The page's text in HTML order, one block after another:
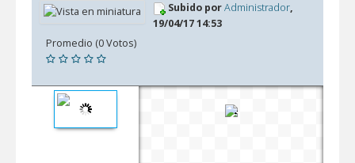
Subido porAdministrador,
19/04/17 14:53
Promedio (0 Votos)